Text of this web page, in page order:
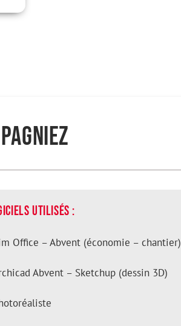
utilisés :
Office – Abvent (économie – chantier)
Abvent – Sketchup (dessin 3D)